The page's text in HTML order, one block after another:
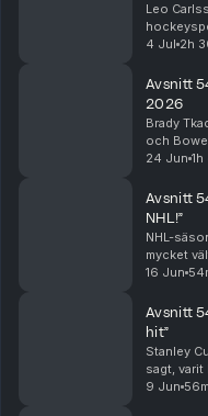
Leo
4 Jul 2h
Avsnitt
2026
Brady
och
Per
24 Jun 1h
Avsnitt
NHL!”
NHL-
mycket
Per
klu...
16 Jun
Avsnitt
hit”
Stanley
sagt,
försöker
9 Jun